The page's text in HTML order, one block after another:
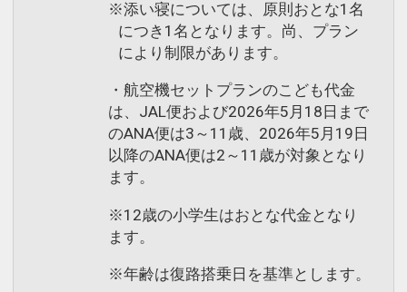
※添い寝については、原則おとな1名
につき1名となります。尚、プラン
により制限があります。
・航空機セットプランのこども代金
は、JAL便および2026年5月18日まで
のANA便は3～11歳、2026年5月19日
以降のANA便は2～11歳が対象となり
ます。
※12歳の小学生はおとな代金となり
ます。
※年齢は復路搭乗日を基準とします。